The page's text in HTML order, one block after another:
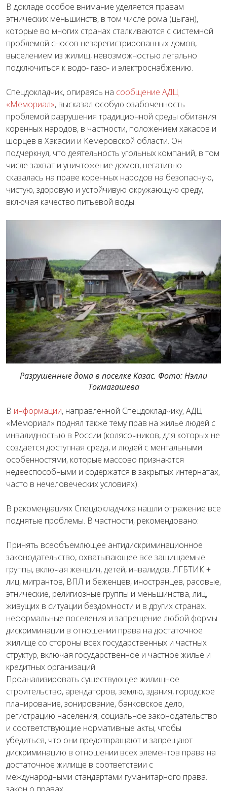
В докладе особое внимание уделяется правам
этнических меньшинств, в том числе рома (цыган),
которые во многих странах сталкиваются с системной
проблемой сносов незарегистрированных домов,
выселением из жилищ, невозможностью легально
подключиться к водо- газо- и электроснабжению.
Спецдокладчик, опираясь на сообщение АДЦ
«Мемориал», высказал особую озабоченность
проблемой разрушения традиционной среды обитания
коренных народов, в частности, положением хакасов и
шорцев в Хакасии и Кемеровской области. Он
подчеркнул, что деятельность угольных компаний, в том
числе захват и уничтожение домов, негативно
сказалась на праве коренных народов на безопасную,
чистую, здоровую и устойчивую окружающую среду,
включая качество питьевой воды.
Разрушенные дома в поселке Казас. Фото: Нэлли
Токмагашева
В информации, направленной Спецдокладчику, АДЦ
«Мемориал» поднял также тему прав на жилье людей с
инвалидностью в России (колясочников, для которых не
создается доступная среда, и людей с ментальными
особенностями, которые массово признаются
недееспособными и содержатся в закрытых интернатах,
часто в нечеловеческих условиях).
В рекомендациях Спецдокладчика нашли отражение все
поднятые проблемы. В частности, рекомендовано:
Принять всеобъемлющее антидискриминационное
законодательство, охватывающее все защищаемые
группы, включая женщин, детей, инвалидов, ЛГБТИК +
лиц, мигрантов, ВПЛ и беженцев, иностранцев, расовые,
этнические, религиозные группы и меньшинства, лиц,
живущих в ситуации бездомности и в других странах.
неформальные поселения и запрещение любой формы
дискриминации в отношении права на достаточное
жилище со стороны всех государственных и частных
структур, включая государственное и частное жилье и
кредитных организаций.
Проанализировать существующее жилищное
строительство, арендаторов, землю, здания, городское
планирование, зонирование, банковское дело,
регистрацию населения, социальное законодательство
и соответствующие нормативные акты, чтобы
убедиться, что они предотвращают и запрещают
дискриминацию в отношении всех элементов права на
достаточное жилище в соответствии с
международными стандартами гуманитарного права.